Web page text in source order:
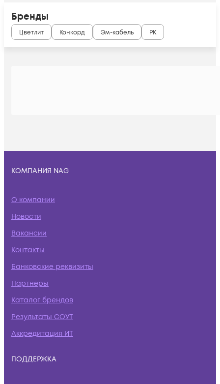
Бренды
Цветлит Конкорд Эм-кабель РК
КОМПАНИЯ NAG
О компании
Новости
Вакансии
Контакты
Банковские реквизиты
Партнеры
Каталог брендов
Результаты СОУТ
Аккредитация ИТ
ПОДДЕРЖКА